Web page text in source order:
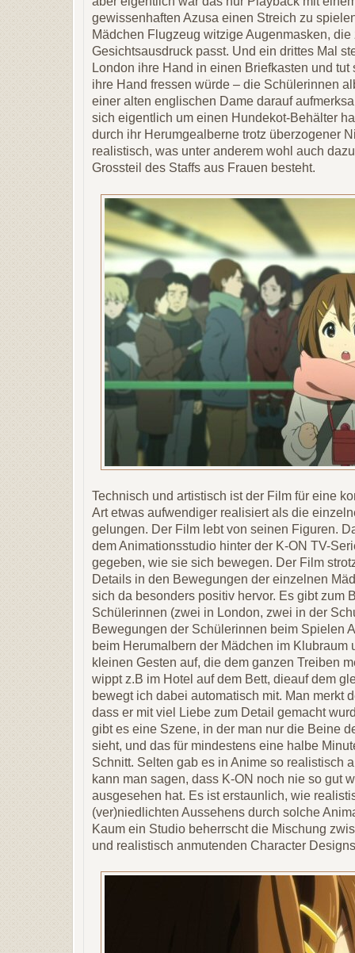
gewissenhaften Azusa einen Streich zu
Mädchen Flugzeug witzige Augenmasken,
Gesichtsausdruck passt. Und ein drittes Mal
London ihre Hand in einen Briefkasten und
ihre Hand fressen würde – die Schülerinnen
einer alten englischen Dame darauf
sich eigentlich um einen Hundekot-Behälter
durch ihr Herumgealberne trotz überzogener
realistisch, was unter anderem wohl auch
Grossteil des Staffs aus Frauen besteht.
Technisch und artistisch ist der Film für eine
Art etwas aufwendiger realisiert als die
gelungen. Der Film lebt von seinen Figuren.
dem Animationsstudio hinter der K-ON TV-
gegeben, wie sie sich bewegen. Der Film
Details in den Bewegungen der einzelnen
sich da besonders positiv hervor. Es gibt zum
Schülerinnen (zwei in London, zwei in der
Bewegungen der Schülerinnen beim Spielen
beim Herumalbern der Mädchen im Klubraum
kleinen Gesten auf, die dem ganzen Treiben
wippt z.B im Hotel auf dem Bett, dieauf dem
bewegt ich dabei automatisch mit. Man merkt
dass er mit viel Liebe zum Detail gemacht
gibt es eine Szene, in der man nur die Beine
sieht, und das für mindestens eine halbe
Schnitt. Selten gab es in Anime so realistisch
kann man sagen, dass K-ON noch nie so gut
ausgesehen hat. Es ist erstaunlich, wie
(ver)niedlichten Aussehens durch solche
Kaum ein Studio beherrscht die Mischung
und realistisch anmutenden Character